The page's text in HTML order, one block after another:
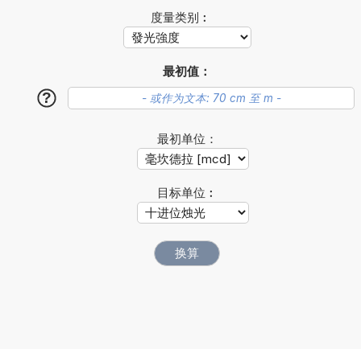
度量类别︰
最初值：
?
最初单位：
目标单位︰